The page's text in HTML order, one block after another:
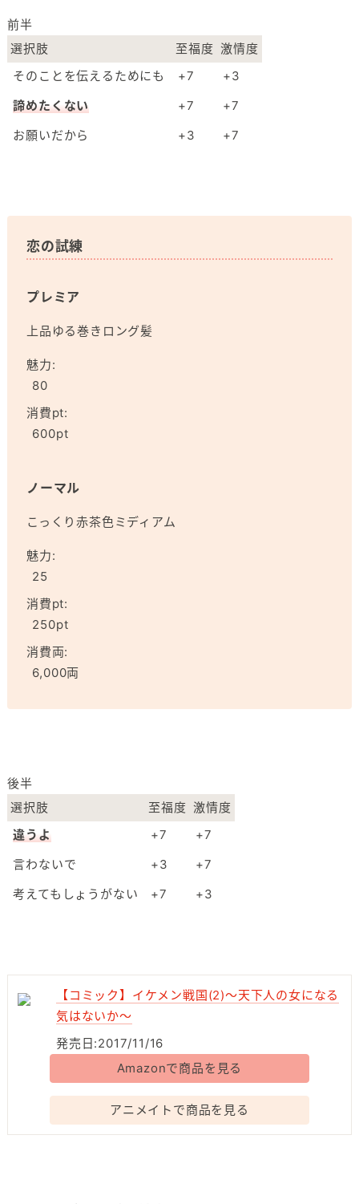
選択肢 至福度 激情度
そのことを伝えるためにも
+7
+3
諦めたくない
+7
+7
お願いだから
+3 +7
前半
恋の試練
プレミア
上品ゆる巻きロング髪
魅力:
80
消費pt:
600pt
ノーマル
こっくり赤茶色ミディアム
魅力:
25
消費pt:
250pt
消費両:
6,000両
選択肢 至福度 激情度
違うよ
+7
+7
言わないで
+3
+7
考えてもしょうがない
+7 +3
後半
【コミック】イケメン戦国(2)～天下人の女になる
気はないか～
発売日:2017/11/16
Amazonで商品を見る
アニメイトで商品を見る